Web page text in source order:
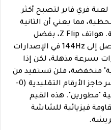
لعبة فري فاير لتصبح أكثر
مما يعني أن الثانية
الواحدة قد تكلفك المباراة كاملة. هواتف Z Flip، بفضل
معدلات التحديث العالية التي تصل إلى 144Hz في الإصدارات
بسرعة مذهلة، لكن إذا
منخفضة، فلن تستفيد من
هذه السرعة. السر يكمن في كسر حاجز الأرقام التقليدية (0-
"مطورين". هذه القيم
فيزيائية للشاشة